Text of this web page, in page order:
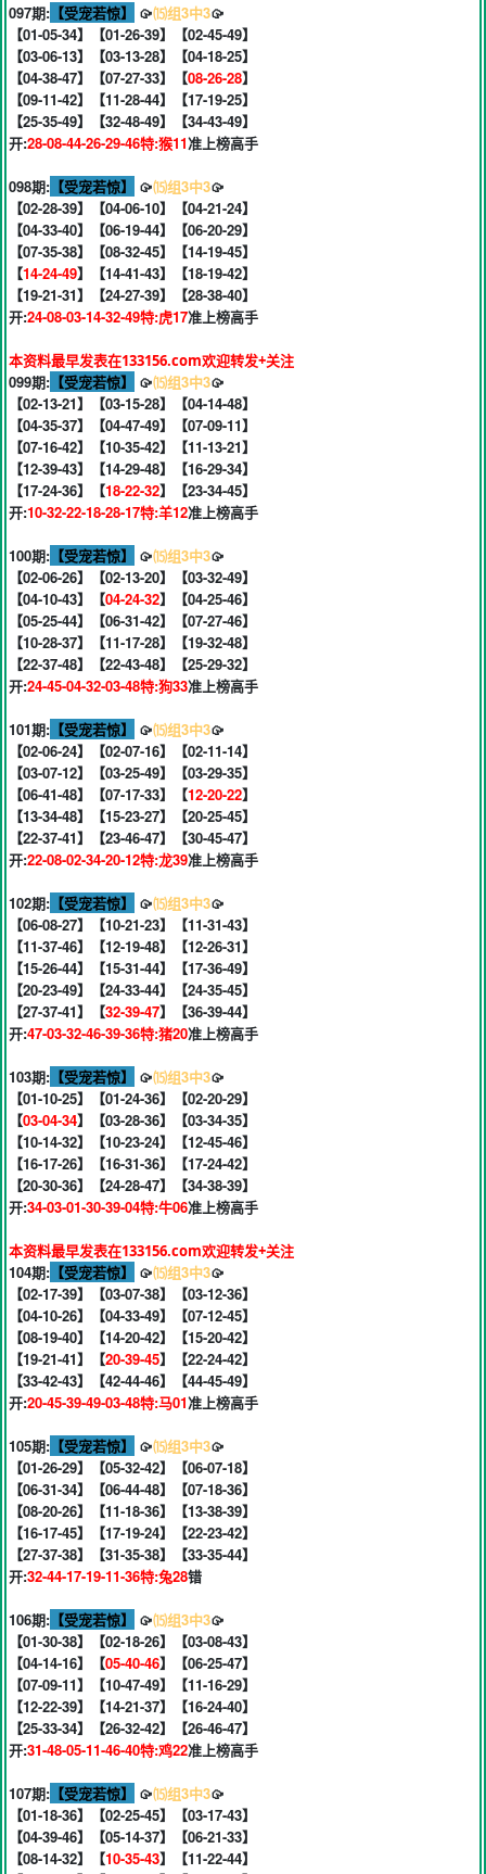
097期: 【受宠若惊】 🥠⒂组3中3🥠
【01-05-34】【01-26-39】【02-45-49】
【03-06-13】【03-13-28】【04-18-25】
【04-38-47】【07-27-33】【08-26-28】
【09-11-42】【11-28-44】【17-19-25】
【25-35-49】【32-48-49】【34-43-49】
开:28-08-44-26-29-46特:猴11准上榜高手
098期: 【受宠若惊】 🥠⒂组3中3🥠
【02-28-39】【04-06-10】【04-21-24】
【04-33-40】【06-19-44】【06-20-29】
【07-35-38】【08-32-45】【14-19-45】
【14-24-49】【14-41-43】【18-19-42】
【19-21-31】【24-27-39】【28-38-40】
开:24-08-03-14-32-49特:虎17准上榜高手
本资料最早发表在133156.com欢迎转发+关注
099期: 【受宠若惊】 🥠⒂组3中3🥠
【02-13-21】【03-15-28】【04-14-48】
【04-35-37】【04-47-49】【07-09-11】
【07-16-42】【10-35-42】【11-13-21】
【12-39-43】【14-29-48】【16-29-34】
【17-24-36】【18-22-32】【23-34-45】
开:10-32-22-18-28-17特:羊12准上榜高手
100期: 【受宠若惊】 🥠⒂组3中3🥠
【02-06-26】【02-13-20】【03-32-49】
【04-10-43】【04-24-32】【04-25-46】
【05-25-44】【06-31-42】【07-27-46】
【10-28-37】【11-17-28】【19-32-48】
【22-37-48】【22-43-48】【25-29-32】
开:24-45-04-32-03-48特:狗33准上榜高手
101期: 【受宠若惊】 🥠⒂组3中3🥠
【02-06-24】【02-07-16】【02-11-14】
【03-07-12】【03-25-49】【03-29-35】
【06-41-48】【07-17-33】【12-20-22】
【13-34-48】【15-23-27】【20-25-45】
【22-37-41】【23-46-47】【30-45-47】
开:22-08-02-34-20-12特:龙39准上榜高手
102期: 【受宠若惊】 🥠⒂组3中3🥠
【06-08-27】【10-21-23】【11-31-43】
【11-37-46】【12-19-48】【12-26-31】
【15-26-44】【15-31-44】【17-36-49】
【20-23-49】【24-33-44】【24-35-45】
【27-37-41】【32-39-47】【36-39-44】
开:47-03-32-46-39-36特:猪20准上榜高手
103期: 【受宠若惊】 🥠⒂组3中3🥠
【01-10-25】【01-24-36】【02-20-29】
【03-04-34】【03-28-36】【03-34-35】
【10-14-32】【10-23-24】【12-45-46】
【16-17-26】【16-31-36】【17-24-42】
【20-30-36】【24-28-47】【34-38-39】
开:34-03-01-30-39-04特:牛06准上榜高手
本资料最早发表在133156.com欢迎转发+关注
104期: 【受宠若惊】 🥠⒂组3中3🥠
【02-17-39】【03-07-38】【03-12-36】
【04-10-26】【04-33-49】【07-12-45】
【08-19-40】【14-20-42】【15-20-42】
【19-21-41】【20-39-45】【22-24-42】
【33-42-43】【42-44-46】【44-45-49】
开:20-45-39-49-03-48特:马01准上榜高手
105期: 【受宠若惊】 🥠⒂组3中3🥠
【01-26-29】【05-32-42】【06-07-18】
【06-31-34】【06-44-48】【07-18-36】
【08-20-26】【11-18-36】【13-38-39】
【16-17-45】【17-19-24】【22-23-42】
【27-37-38】【31-35-38】【33-35-44】
开:32-44-17-19-11-36特:兔28错
106期: 【受宠若惊】 🥠⒂组3中3🥠
【01-30-38】【02-18-26】【03-08-43】
【04-14-16】【05-40-46】【06-25-47】
【07-09-11】【10-47-49】【11-16-29】
【12-22-39】【14-21-37】【16-24-40】
【25-33-34】【26-32-42】【26-46-47】
开:31-48-05-11-46-40特:鸡22准上榜高手
107期: 【受宠若惊】 🥠⒂组3中3🥠
【01-18-36】【02-25-45】【03-17-43】
【04-39-46】【05-14-37】【06-21-33】
【08-14-32】【10-35-43】【11-22-44】